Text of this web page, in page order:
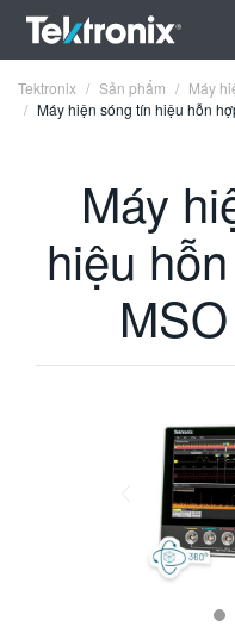
ENGLISH
FRANÇAIS
DEUTSCH
VIỆT NAM
Tektronix Sản phẩm
Máy
Máy hiện sóng tín hiệu hỗn
Máy
hiệu